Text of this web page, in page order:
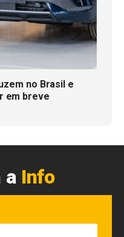
no Brasil e
em breve
a Info